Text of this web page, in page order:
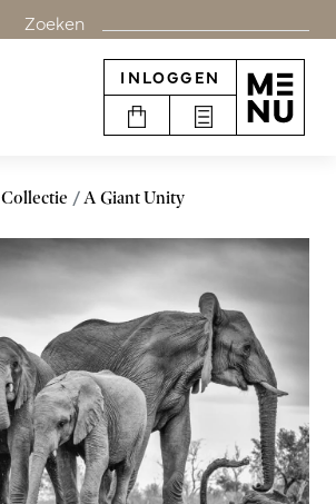
Zoeken
INLOGGEN
Collectie A Giant Unity